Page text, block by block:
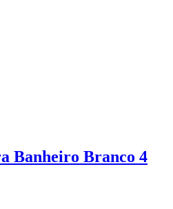
Banheiro Branco 4